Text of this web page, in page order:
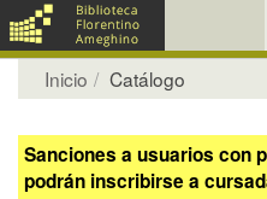
Inicio Catálogo
Sanciones a usuarios con
podrán inscribirse a